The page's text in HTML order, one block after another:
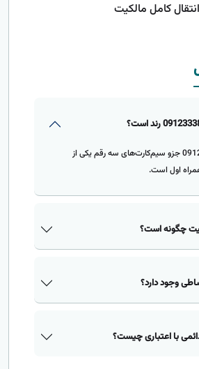
کامل مالکیت
شماره 09123338945 جزو سیم‌کارت‌های سه رقم یکی از
اول است.